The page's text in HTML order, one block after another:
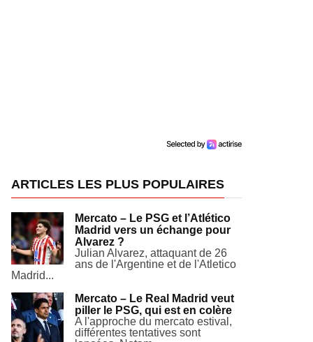
ARTICLES LES PLUS POPULAIRES
Mercato – Le PSG et l’Atlético
Madrid vers un échange pour
Alvarez ?
Julian Alvarez, attaquant de 26
ans de l'Argentine et de l'Atletico
Madrid...
Mercato – Le Real Madrid veut
piller le PSG, qui est en colère
A l'approche du mercato estival,
différentes tentatives sont